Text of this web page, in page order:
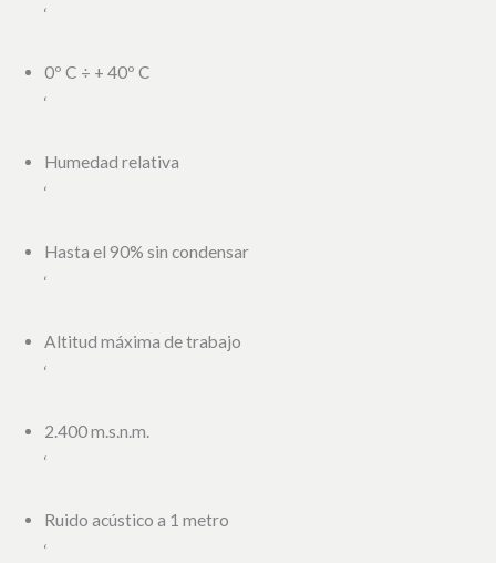
‘
0º C ÷ + 40º C
‘
Humedad relativa
‘
Hasta el 90% sin condensar
‘
Altitud máxima de trabajo
‘
2.400 m.s.n.m.
‘
Ruido acústico a 1 metro
‘